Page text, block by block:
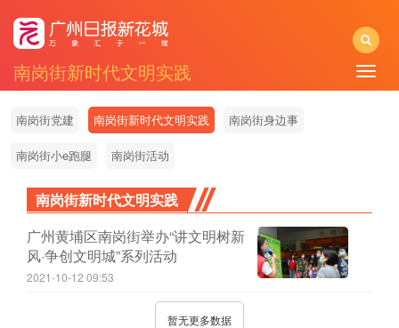
南岗街新时代文明实践
Toggle
南岗街党建 南岗街新时代文明实践 南岗街身边事
南岗街小e跑腿 南岗街活动
南岗街新时代文明实践
广州黄埔区南岗街举办“讲文明树新
风·争创文明城”系列活动
2021-10-12 09:53
暂无更多数据